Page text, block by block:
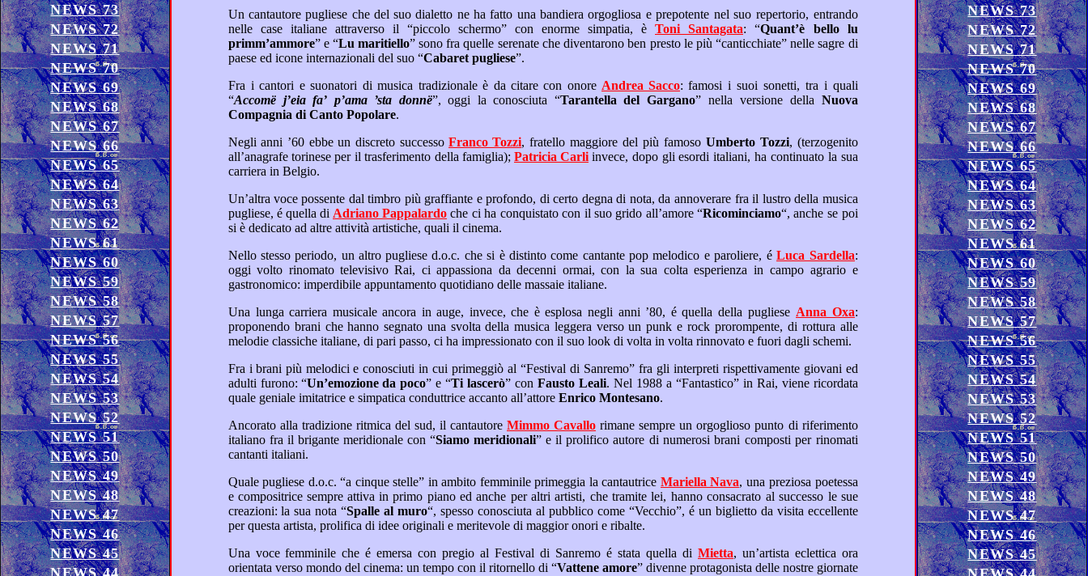
NEWS 73
NEWS 72
NEWS 71
NEWS 70
NEWS 69
NEWS 68
NEWS 67
NEWS 66
NEWS 65
NEWS 64
NEWS 63
NEWS 62
NEWS 61
NEWS 60
NEWS 59
NEWS 58
NEWS 57
NEWS 56
NEWS 55
NEWS 54
NEWS 53
NEWS 52
NEWS 51
NEWS 50
NEWS 49
NEWS 48
NEWS 47
NEWS 46
NEWS 45
NEWS 44
NEWS 73
NEWS 72
NEWS 71
NEWS 70
NEWS 69
NEWS 68
NEWS 67
NEWS 66
NEWS 65
NEWS 64
NEWS 63
NEWS 62
NEWS 61
NEWS 60
NEWS 59
NEWS 58
NEWS 57
NEWS 56
NEWS 55
NEWS 54
NEWS 53
NEWS 52
NEWS 51
NEWS 50
NEWS 49
NEWS 48
NEWS 47
NEWS 46
NEWS 45
Un cantautore pugliese che del suo dialetto ne ha fatto una bandiera orgogliosa e prepotente nel suo repertorio, entrando
nelle case italiane attraverso il “piccolo schermo” con enorme simpatia, è
Toni Santagata : “Quant’è bello lu
primm’ammore” e “ Lu maritiello” sono fra quelle serenate che diventarono ben presto le più “canticchiate” nelle sagre di
paese ed icone internazionali del suo “
Cabaret pugliese”.
Fra i cantori e suonatori di musica tradizionale è da citare con onore
Andrea Sacco: famosi i suoi sonetti, tra i quali
“
Accomë j’eia fa’ p’ama ’sta donnë ”, oggi la conosciuta “ Tarantella del Gargano ” nella versione della Nuova
Compagnia di Canto Popolare.
Negli anni ’60 ebbe un discreto successo
Franco Tozzi , fratello maggiore del più famoso Umberto Tozzi, (terzogenito
all’anagrafe torinese per il trasferimento della famiglia); Patricia Carli
carriera in Belgio.
Un’altra voce possente dal timbro più graffiante e profondo, di certo degna di nota, da annoverare fra il lustro della musica
pugliese, é quella di Adriano Pappalardo che ci ha conquistato con il suo grido all’amore “Ricominciamo“, anche se poi
si è dedicato ad altre attività artistiche, quali il cinema.
Nello stesso periodo, un altro pugliese d.o.c. che si è distinto come cantante pop melodico e paroliere, é
Luca Sardella:
oggi volto rinomato televisivo Rai, ci appassiona da decenni ormai, con la sua colta esperienza in campo agrario e
gastronomico: imperdibile appuntamento quotidiano delle massaie italiane.
Una lunga carriera musicale ancora in auge, invece, che è esplosa negli anni ’80, é quella della pugliese
Anna Oxa:
proponendo brani che hanno segnato una svolta della musica leggera verso un punk e rock prorompente, di rottura alle
melodie classiche italiane, di pari passo, ci ha impressionato con il suo look di volta in volta rinnovato e fuori dagli schemi.
Fra i brani più melodici e conosciuti in cui primeggiò al “Festival di Sanremo” fra gli interpreti rispettivamente giovani ed
adulti furono: “
Un’emozione da poco” e “ Ti lascerò” con Fausto Leali. Nel 1988 a “Fantastico” in Rai, viene ricordata
quale geniale imitatrice e simpatica conduttrice accanto all’attore Enrico Montesano.
Ancorato alla tradizione ritmica del sud, il cantautore
Mimmo Cavallo
italiano fra il brigante meridionale con “
Siamo meridionali” e il prolifico autore di numerosi brani composti per rinomati
cantanti italiani.
Quale pugliese d.o.c. “a cinque stelle” in ambito femminile primeggia la cantautrice Mariella Nava, una preziosa poetessa
e compositrice sempre attiva in primo piano ed anche per altri artisti, che tramite lei, hanno consacrato al successo le sue
creazioni: la sua nota “
Spalle al muro“, spesso conosciuta al pubblico come “Vecchio”, é un biglietto da visita eccellente
per questa artista, prolifica di idee originali e meritevole di maggior onori e ribalte.
Una voce femminile che é emersa con pregio al Festival di Sanremo é stata quella di Mietta, un’artista eclettica ora
orientata verso mondo del cinema: un tempo con il ritornello di “
Vattene amore” divenne protagonista delle nostre giornate